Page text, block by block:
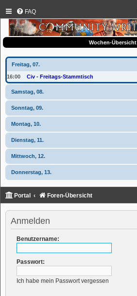
FAQ
Wochen-Übersicht
Freitag, 07.
16:00 Civ - Freitags-Stammtisch
Samstag, 08.
Sonntag, 09.
Montag, 10.
Dienstag, 11.
Mittwoch, 12.
Donnerstag, 13.
Portal Foren-Übersicht
Anmelden
Benutzername:
Passwort:
Ich habe mein Passwort vergessen